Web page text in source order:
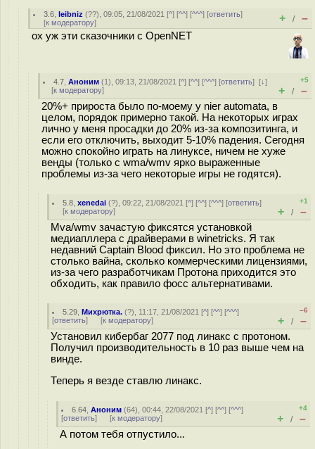
3.6 ,leibniz (??), 09:05, 21/08/2021 [^] [^^] [^^^] [ответить]
[к модератору] + / –
ох уж эти сказочники с OpenNET
4.7 ,Аноним (1), 09:13, 21/08/2021 [^] [^^] [^^^] [ответить][↓]
[к модератору]
+5
+ / –
20%+ прироста было по-моему у nier automata, в
целом, порядок примерно такой. На некоторых играх
лично у меня просадки до 20% из-за композитинга, и
если его отключить, выходит 5-10% падения. Сегодня
можно спокойно играть на линуксе, ничем не хуже
венды (только с wma/wmv ярко выраженные
проблемы из-за чего некоторые игры не годятся).
5.8 ,xenedai (?), 09:22, 21/08/2021 [^] [^^] [^^^] [ответить]
[к модератору]
+1
+ / –
Mva/wmv зачастую фиксятся установкой
медиапллера с драйверами в winetricks. Я так
недавний Captain Blood фиксил. Но это проблема не
столько вайна, сколько коммерческими лицензиями,
из-за чего разработчикам Протона приходится это
обходить, как правило фосс альтернативами.
5.29 ,Михрютка. (?), 11:17, 21/08/2021 [^] [^^] [^^^]
[ответить] [к модератору]
–6
+ / –
Установил кибербаг 2077 под линакс с протоном.
Получил производительность в 10 раз выше чем на
винде.
Теперь я везде ставлю линакс.
6.64 ,Аноним (64), 00:44, 22/08/2021 [^] [^^] [^^^]
[ответить] [к модератору]
+4
+ / –
А потом тебя отпустило...